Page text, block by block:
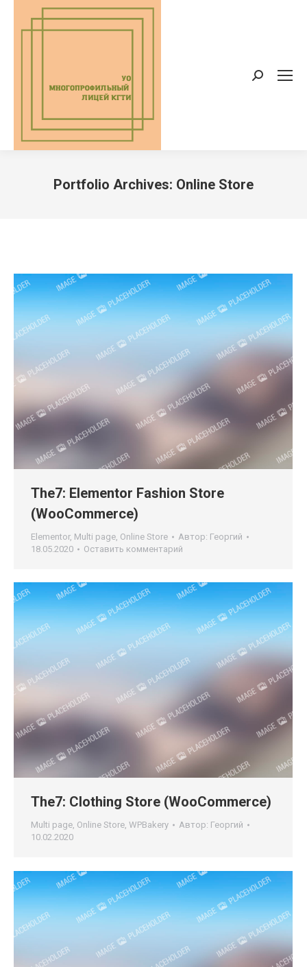
Поиск:
Portfolio Archives: Online Store
The7: Elementor Fashion Store
(WooCommerce)
Elementor, Multi page Online Store Автор: Георгий
18.05.2020
Оставить комментарий
The7: Clothing Store (WooCommerce)
Multi page Online Store WPBakery Автор: Георгий
10.02.2020